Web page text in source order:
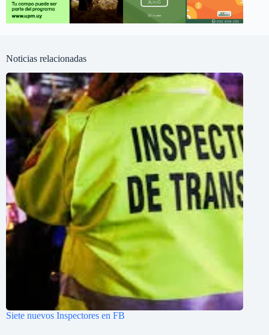
Noticias relacionadas
Siete nuevos Inspectores en FB